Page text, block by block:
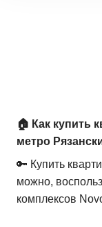
🏠 Как купить
метро
🔑 Купить
можно,
комплексов